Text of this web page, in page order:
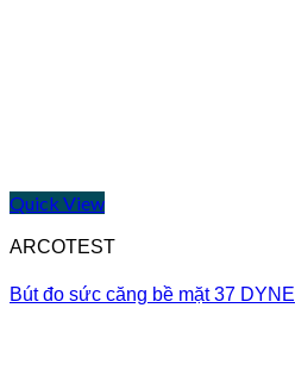
Quick View
ARCOTEST
Bút đo sức căng bề mặt 37 DYNE